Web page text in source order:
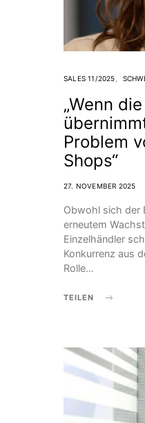
SALES 11/2025
„Wenn
Problem
Shops“
27. NOVEMBER 2025
Obwohl sich der
erneutem
Einzelhändler
Konkurrenz aus
Rolle…
TEILEN